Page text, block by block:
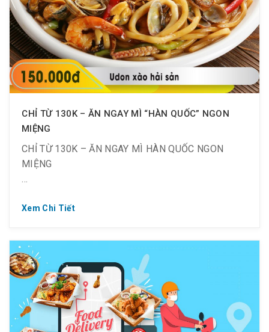
một món nào luôn ?
️CHỈ TỪ 130K – ĂN NGAY MÌ “HÀN QUỐC” NGON
MIỆNG
CHỈ TỪ 130K – ĂN NGAY MÌ HÀN QUỐC NGON
MIỆNG
? 130K – Mì lạnh nước/ khô
? 150K – Miến xào
? 150K – Mì Udon xào hải sản
Xem Chi Tiết